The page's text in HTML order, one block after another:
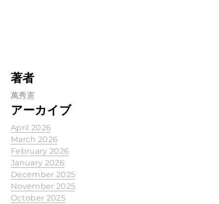
著者
萬秀憲
アーカイブ
April 2026
March 2026
February 2026
January 2026
December 2025
November 2025
October 2025